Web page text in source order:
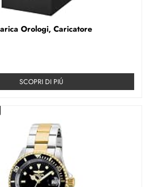
Orologi, Caricatore
SCOPRI DI PIÚ